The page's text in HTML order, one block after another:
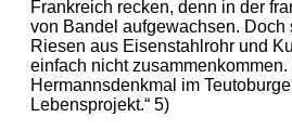
Frankreich recken, denn in der
von Bandel aufgewachsen.
Riesen aus Eisenstahlrohr und
einfach nicht
Hermannsdenkmal im
Lebensprojekt.“ 5)